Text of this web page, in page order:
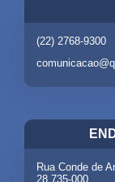
(22) 2768-9300
Rua Conde de
28.735-000